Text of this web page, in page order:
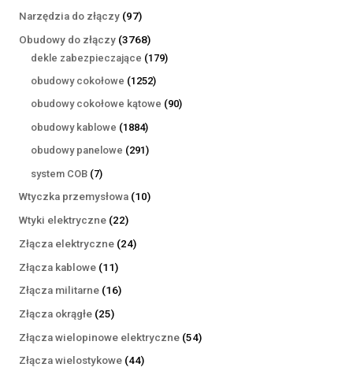
Narzędzia do złączy 9797
produktów
Obudowy do złączy 37683768
produktów
dekle zabezpieczające 179179
obudowy cokołowe 12521252
produkty
obudowy cokołowe kątowe 9090
obudowy kablowe 18841884
produkty
obudowy panelowe 291291
system COB 77
produktów
Wtyczka przemysłowa 1010
Wtyki elektryczne 2222
produkty
Złącza elektryczne 2424
Złącza kablowe 1111
produktów
Złącza militarne 1616
Złącza okrągłe 2525
produktów
Złącza wielopinowe elektryczne 5454
Złącza wielostykowe 4444